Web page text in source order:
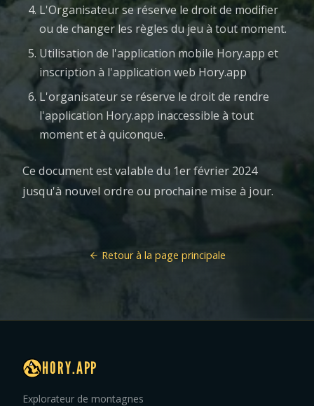
L'Organisateur se réserve le droit de modifier
ou de changer les règles du jeu à tout moment.
Utilisation de l'application mobile Hory.app et
inscription à l'application web Hory.app
L'organisateur se réserve le droit de rendre
l'application Hory.app inaccessible à tout
moment et à quiconque.
Ce document est valable du 1er février 2024
jusqu'à nouvel ordre ou prochaine mise à jour.
Retour à la page principale
HORY.APP
Explorateur de montagnes